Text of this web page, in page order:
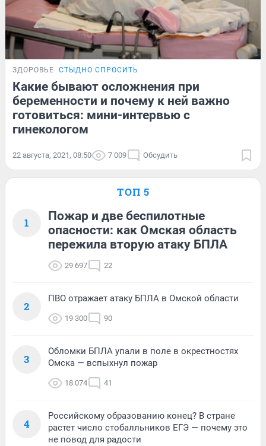
ЗДОРОВЬЕ СТЫДНО СПРОСИТЬ
Какие бывают осложнения при
беременности и почему к ней важно
готовиться: мини-интервью с
гинекологом
22 августа, 2021, 08:50 7 009 Обсудить
ТОП 5
1
Пожар и две беспилотные
опасности: как Омская область
пережила вторую атаку БПЛА
29 697 22
2
ПВО отражает атаку БПЛА в Омской области
19 300 90
3
Обломки БПЛА упали в поле в окрестностях
Омска — вспыхнул пожар
18 074 41
4
Российскому образованию конец? В стране
растет число стобалльников ЕГЭ — почему это
не повод для радости